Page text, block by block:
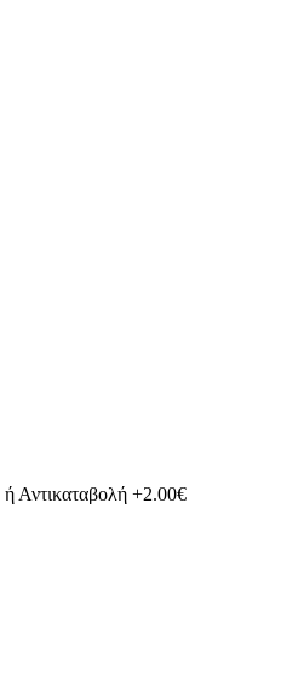
Αντικαταβολή +2.00€